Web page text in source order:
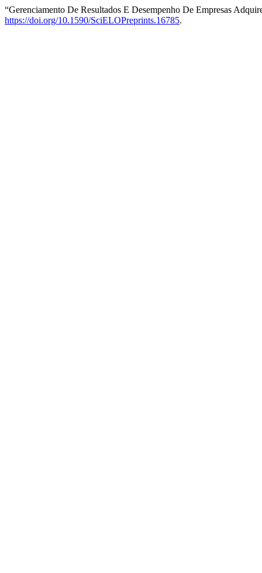
“Gerenciamento De Resultados E Desempenho De Empresas
https://doi.org/10.1590/SciELOPreprints.16785.